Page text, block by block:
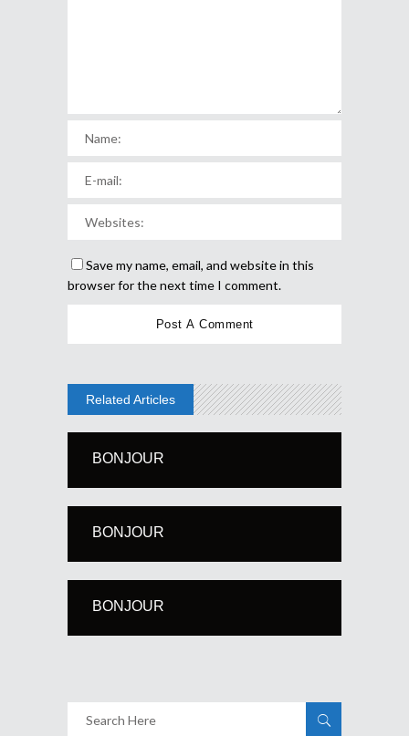
Save my name, email, and website in this
browser for the next time I comment.
Related Articles
BONJOUR
BONJOUR
BONJOUR